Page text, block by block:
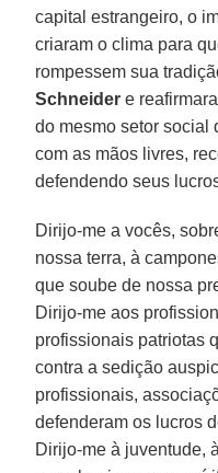
capital estrangeiro, o
criaram o clima para
rompessem sua
Schneider e
do mesmo setor social
com as mãos livres,
defendendo seus
Dirijo-me a vocês,
nossa terra, à
que soube de nossa
Dirijo-me aos
profissionais patriotas
contra a sedição
profissionais,
defenderam os lucros
Dirijo-me à juventude,